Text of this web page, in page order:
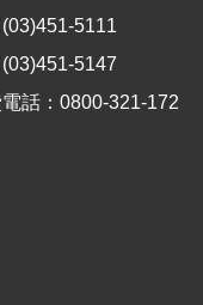
5111
5147
話：0800-321-172